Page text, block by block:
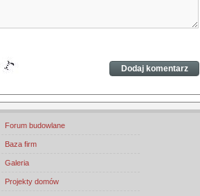
Forum budowlane
Baza firm
Galeria
Projekty domów